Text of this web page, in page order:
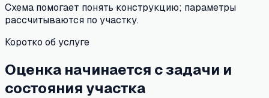
Схема помогает понять конструкцию; параметры
рассчитываются по участку.
Коротко об услуге
Оценка начинается с задачи и
состояния участка